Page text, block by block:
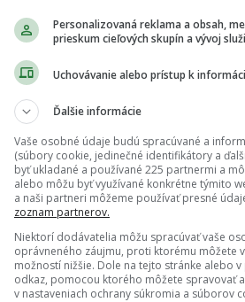
nad Tisou až do Čopu,
železníc (UZ) do
budú povinne miestenkové.
SR Denisa Žiláková považuje
a Ukrajinou za dôležitý krok k
pilier moderného a
Personalizovaná reklama a obsah,
prieskum cieľových skupín a vývoj
Uchovávanie alebo prístup k
Ďalšie informácie
Vaše osobné údaje budú spracúvané a
(súbory cookie, jedinečné identifikátory a
byť ukladané a používané 225 partnermi a
alebo môžu byť využívané konkrétne týmito
a naši partneri môžeme používať presné
zoznam partnerov.
Niektorí dodávatelia môžu spracúvať vaše
oprávneného záujmu, proti ktorému môžete
možností nižšie. Dole na tejto stránke alebo
odkaz, pomocou ktorého môžete spravovať
v nastaveniach ochrany súkromia a súborov